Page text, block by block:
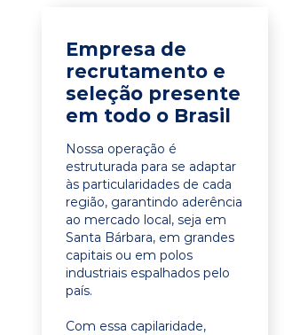
Empresa de
recrutamento e
seleção presente
em todo o Brasil
Nossa operação é
estruturada para se adaptar
às particularidades de cada
região, garantindo aderência
ao mercado local, seja em
Santa Bárbara, em grandes
capitais ou em polos
industriais espalhados pelo
país.
Com essa capilaridade,